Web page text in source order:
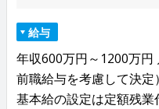
給与
年収600万円～1200万円
前職給与を考慮して決
基本給の設定は定額残業